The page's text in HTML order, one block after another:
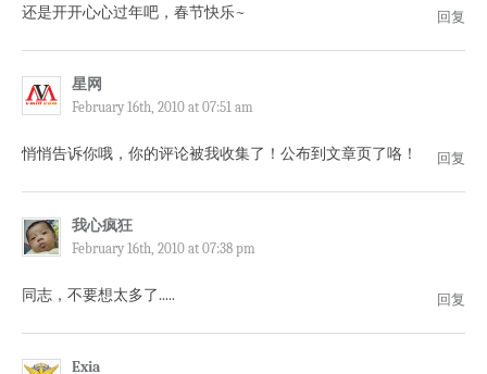
还是开开心心过年吧，春节快乐~
回复
星网
February 16th, 2010 at 07:51 am
悄悄告诉你哦，你的评论被我收集了！公布到文章页了咯！ 回复
我心疯狂
February 16th, 2010 at 07:38 pm
同志，不要想太多了..... 回复
Exia